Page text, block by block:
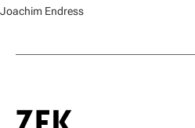
Joachim Endress